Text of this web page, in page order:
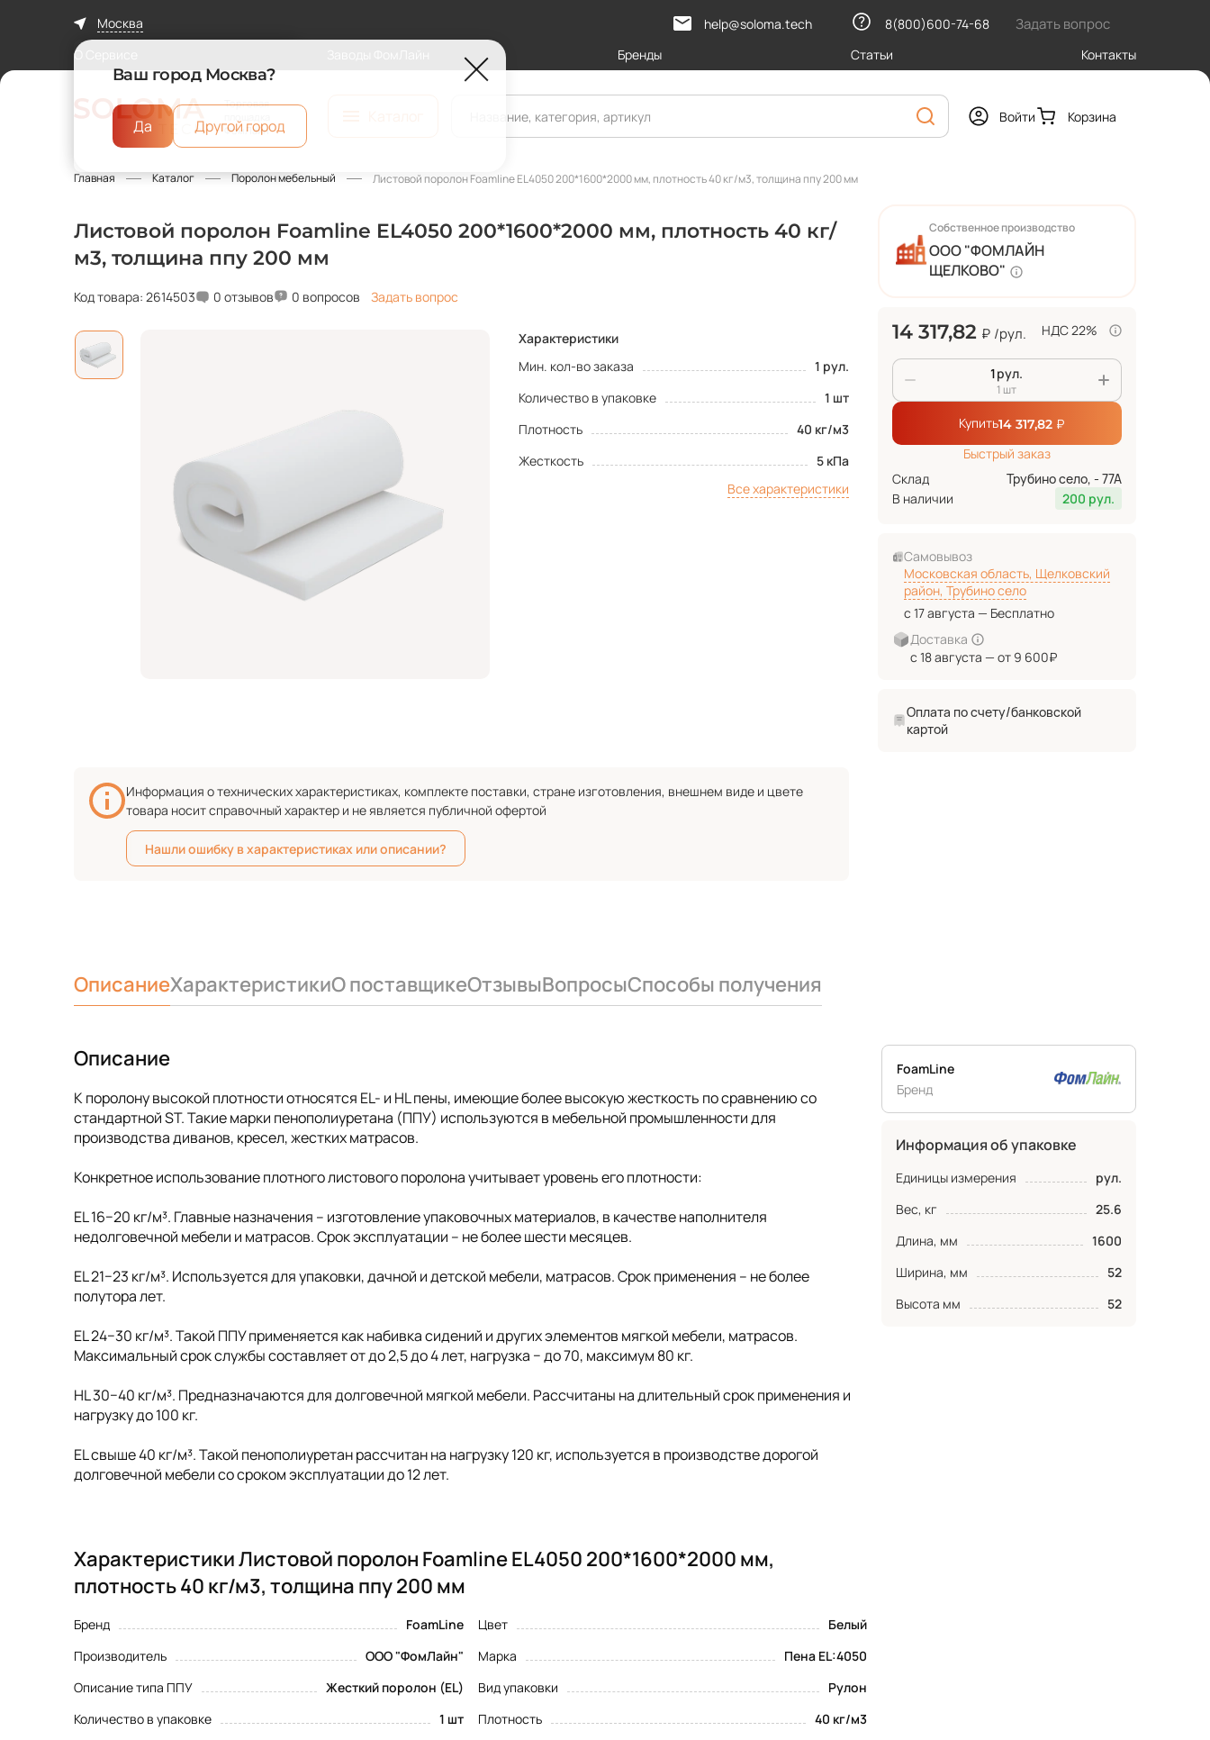
Москва help@soloma.tech 8(800)600-74-68 Задать вопрос
О Сервисе Бренды Статьи Контакты
Торговая
ФомЛайн
Войти Корзина
Главная Каталог Поролон мебельный Листовой поролон Foamline EL4050 200*1600*2000 мм, плотность 40 кг/м3, толщина ппу 200 мм
Листовой поролон Foamline EL4050 200*1600*2000 мм, плотность 40 кг/
м3, толщина ппу 200 мм
Код товара: 2614503 0 отзывов 0 вопросов Задать вопрос
Характеристики
Мин. кол-во заказа
1 рул.
Количество в упаковке
1 шт
Плотность
40 кг/м3
Жесткость
5 кПа
Все характеристики
Собственное производство
ООО "ФОМЛАЙН
ЩЕЛКОВО"
14 317,82 ₽ /рул. НДС 22%
рул.
1 шт
Купить14 317,82 ₽
Быстрый заказ
Склад
Трубино село, - 77А
В наличии
200 рул.
Самовывоз
Московская область, Щелковский
район, Трубино село
с 17 августа — Бесплатно
Доставка
с 18 августа — от 9 600₽
Оплата по счету/банковской
картой
Информация о технических характеристиках, комплекте поставки, стране изготовления, внешнем виде и цвете
товара носит справочный характер и не является публичной офертой
Нашли ошибку в характеристиках или описании?
ОписаниеХарактеристикиО поставщикеОтзывыВопросыСпособы получения
Описание
К поролону высокой плотности относятся EL- и HL пены, имеющие более высокую жесткость по сравнению со
стандартной ST. Такие марки пенополиуретана (ППУ) используются в мебельной промышленности для
производства диванов, кресел, жестких матрасов.
Конкретное использование плотного листового поролона учитывает уровень его плотности:
EL 16−20 кг/м³. Главные назначения – изготовление упаковочных материалов, в качестве наполнителя
недолговечной мебели и матрасов. Срок эксплуатации – не более шести месяцев.
EL 21−23 кг/м³. Используется для упаковки, дачной и детской мебели, матрасов. Срок применения – не более
полутора лет.
EL 24−30 кг/м³. Такой ППУ применяется как набивка сидений и других элементов мягкой мебели, матрасов.
Максимальный срок службы составляет от до 2,5 до 4 лет, нагрузка − до 70, максимум 80 кг.
HL 30−40 кг/м³. Предназначаются для долговечной мягкой мебели. Рассчитаны на длительный срок применения и
нагрузку до 100 кг.
EL свыше 40 кг/м³. Такой пенополиуретан рассчитан на нагрузку 120 кг, используется в производстве дорогой
долговечной мебели со сроком эксплуатации до 12 лет.
Характеристики Листовой поролон Foamline EL4050 200*1600*2000 мм,
плотность 40 кг/м3, толщина ппу 200 мм
Бренд FoamLine Цвет
Белый
Производитель
ООО "ФомЛайн" Марка
Пена EL:4050
Описание типа ППУ
Жесткий поролон (EL) Вид упаковки
Рулон
Количество в упаковке
1 шт Плотность
40 кг/м3
FoamLine
Бренд
Информация об упаковке
Единицы измерения
рул.
Вес, кг
25.6
Длина, мм
1600
Ширина, мм
52
Высота мм
52
Ваш город Москва?
Да Другой город